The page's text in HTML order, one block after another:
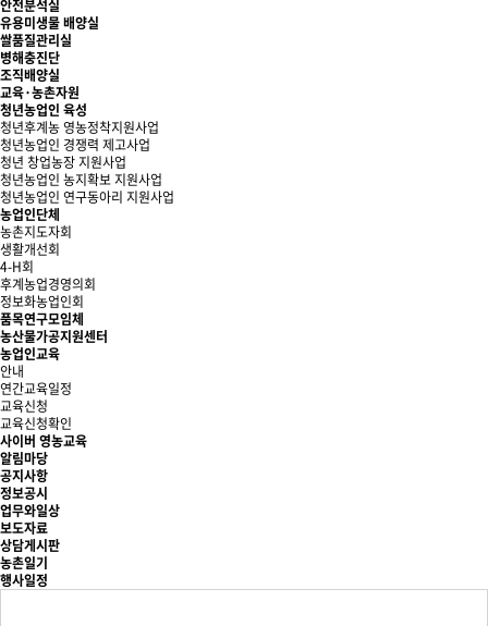
안전분석실
유용미생물 배양실
쌀품질관리실
병해충진단
조직배양실
교육·농촌자원
청년농업인 육성
청년후계농 영농정착지원사업
청년농업인 경쟁력 제고사업
청년 창업농장 지원사업
청년농업인 농지확보 지원사업
청년농업인 연구동아리 지원사업
농업인단체
농촌지도자회
생활개선회
4-H회
후계농업경영의회
정보화농업인회
품목연구모임체
농산물가공지원센터
농업인교육
안내
연간교육일정
교육신청
교육신청확인
사이버 영농교육
알림마당
공지사항
정보공시
업무와일상
보도자료
상담게시판
농촌일기
행사일정